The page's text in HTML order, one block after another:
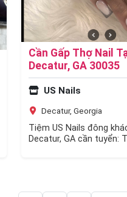
Cần Gấp Thợ Nail
Decatur, GA 30035
US Nails
Decatur, Georgia
Tiệm US Nails đông
Decatur, GA cần tuyển: